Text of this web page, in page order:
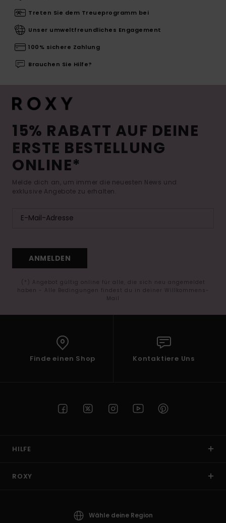
Treten Sie dem Treueprogramm bei
Unser umweltfreundliches Engagement
100% sichere Zahlung
Brauchen Sie Hilfe?
15% RABATT AUF DEINE
ERSTE BESTELLUNG
ONLINE*
Melde dich an, um immer die neuesten News und
exklusive Angebote zu erhalten.
ANMELDEN
(*) Angebot gültig online für alle, die sich neu angemeldet
haben - Alle Bedingungen findest du in deiner Willkommens-
Mail
Finde einen Shop Kontaktiere Uns
HILFE
ROXY
Wähle deine Region